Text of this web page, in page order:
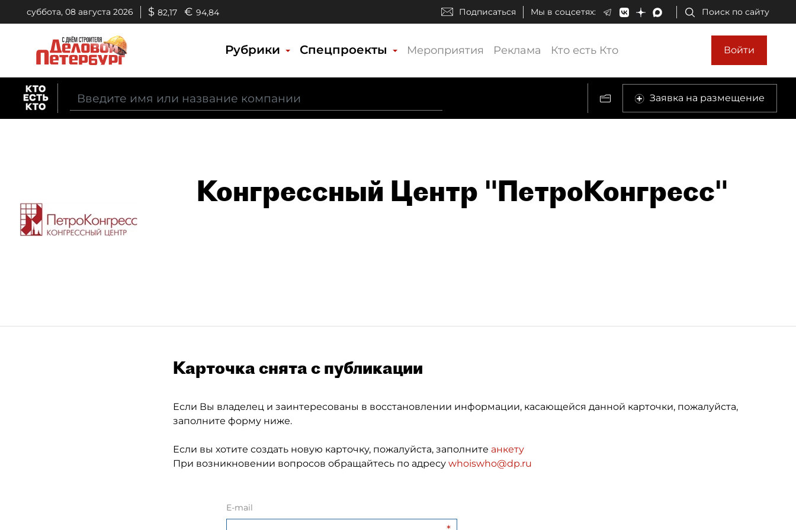
суббота, 08 августа 2026 $ 82,17 € 94,84 Подписаться Мы в соцсетях: Поиск по сайту
Рубрики Спецпроекты Мероприятия Реклама Кто есть Кто Войти
Заявка на размещение
Конгрессный Центр "ПетроКонгресс"
Карточка снята с публикации
Если Вы владелец и заинтересованы в восстановлении информации, касающейся данной карточки, пожалуйста,
заполните форму ниже.
Если вы хотите создать новую карточку, пожалуйста, заполните анкету
При возникновении вопросов обращайтесь по адресу whoiswho@dp.ru
E-mail